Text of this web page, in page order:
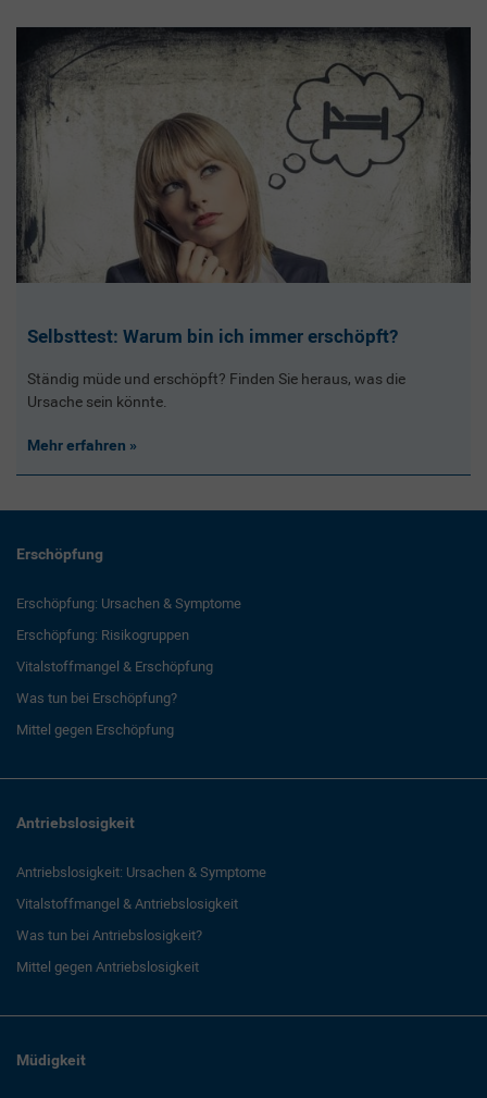
Selbsttest: Warum bin ich immer erschöpft?
Ständig müde und erschöpft? Finden Sie heraus, was die
Ursache sein könnte.
Mehr erfahren
Erschöpfung
Erschöpfung: Ursachen & Symptome
Erschöpfung: Risikogruppen
Vitalstoffmangel & Erschöpfung
Was tun bei Erschöpfung?
Mittel gegen Erschöpfung
Antriebslosigkeit
Antriebslosigkeit: Ursachen & Symptome
Vitalstoffmangel & Antriebslosigkeit
Was tun bei Antriebslosigkeit?
Mittel gegen Antriebslosigkeit
Müdigkeit